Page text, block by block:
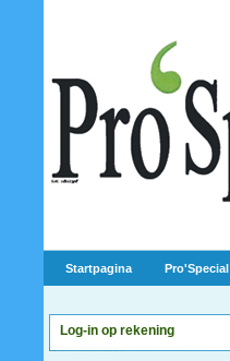
Startpagina Pro'Special
Log-in op rekening